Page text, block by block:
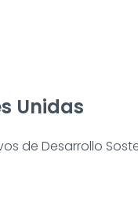
Unidas
de Desarrollo